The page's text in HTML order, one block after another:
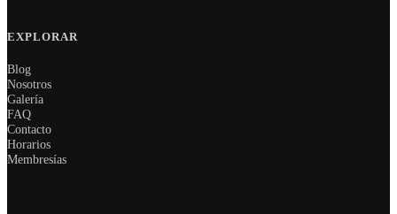
EXPLORAR
Blog
Nosotros
Galería
FAQ
Contacto
Horarios
Membresías